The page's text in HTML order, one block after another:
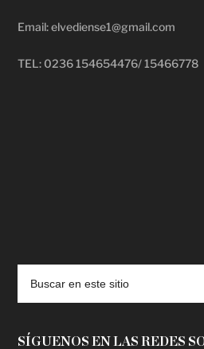
Email: elvediense1@gmail.com
TEL: 0236 154654476/ 15466778
SÍGUENOS EN LAS REDES